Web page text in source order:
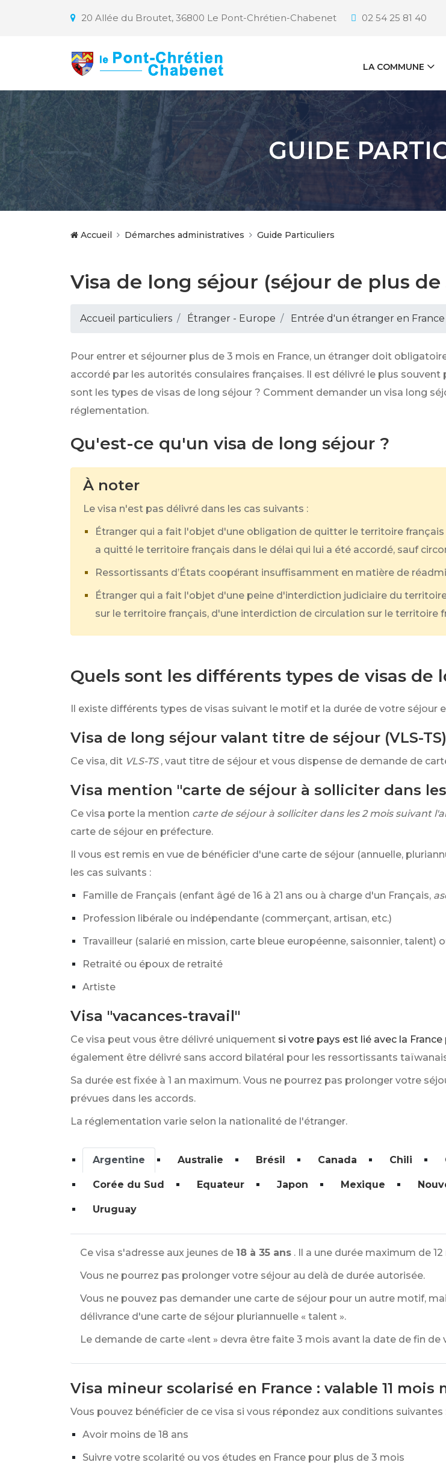
20 Allée du Broutet, 36800 Le Pont-Chrétien-Chabenet 02 54 25 81 40
LA COMMUNE
GUIDE
Accueil Démarches administratives Guide Particuliers
Visa de long séjour (séjour de plus de
Accueil particuliers Étranger - Europe Entrée d'un étranger en France
Pour entrer et séjourner plus de 3 mois en France, un étranger doit
accordé par les autorités consulaires françaises. Il est délivré le plus
sont les types de visas de long séjour ? Comment demander un visa long
réglementation.
Qu'est-ce qu'un visa de long séjour ?
À noter
Le visa n'est pas délivré dans les cas suivants :
Étranger qui a fait l'objet d'une obligation de quitter le territoire
a quitté le territoire français dans le délai qui lui a été accordé, sauf
Ressortissants d’États coopérant insuffisamment en matière de
Étranger qui a fait l'objet d'une peine d'interdiction judiciaire du
sur le territoire français, d'une interdiction de circulation sur le
Quels sont les différents types de visas de
Il existe différents types de visas suivant le motif et la durée de votre séjour
Visa de long séjour valant titre de séjour (VLS-
Ce visa, dit VLS-TS , vaut titre de séjour et vous dispense de demande de
Visa mention "carte de séjour à solliciter dans
Ce visa porte la mention carte de séjour à solliciter dans les 2 mois suivant
carte de séjour en préfecture.
Il vous est remis en vue de bénéficier d'une carte de séjour (annuelle,
les cas suivants :
Famille de Français (enfant âgé de 16 à 21 ans ou à charge d'un Français,
Profession libérale ou indépendante (commerçant, artisan, etc.)
Travailleur (salarié en mission, carte bleue européenne, saisonnier, talent)
Retraité ou époux de retraité
Artiste
Visa "vacances-travail"
Ce visa peut vous être délivré uniquement si votre pays est lié avec la
également être délivré sans accord bilatéral pour les ressortissants
Sa durée est fixée à 1 an maximum. Vous ne pourrez pas prolonger votre
prévues dans les accords.
La réglementation varie selon la nationalité de l'étranger.
Argentine Australie Brésil Canada Chili
Corée du Sud Equateur Japon Mexique
Uruguay
Ce visa s'adresse aux jeunes de 18 à 35 ans . Il a une durée maximum de
Vous ne pourrez pas prolonger votre séjour au delà de durée autorisée.
Vous ne pouvez pas demander une carte de séjour pour un autre motif,
délivrance d'une carte de séjour pluriannuelle « talent ».
Le demande de carte «lent » devra être faite 3 mois avant la date de fin de
Visa mineur scolarisé en France : valable 11 mois
Vous pouvez bénéficier de ce visa si vous répondez aux conditions suivantes
Avoir moins de 18 ans
Suivre votre scolarité ou vos études en France pour plus de 3 mois